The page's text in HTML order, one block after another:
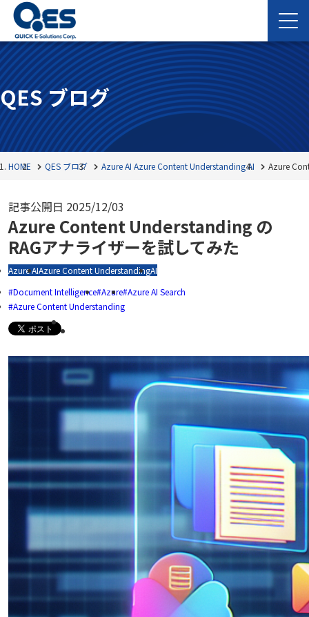
QES ブログ
HOME QES ブログ Azure AI Azure Content UnderstandingAI Azure
記事公開日 2025/12/03
Azure Content Understanding の
RAGアナライザーを試してみた
Azure AIAzure Content UnderstandingAI
Document Intelligence Azure Azure AI Search
Azure Content Understanding